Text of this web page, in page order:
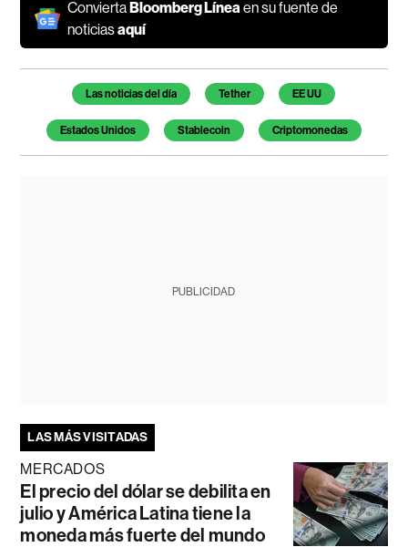
ConviertaBloomberg Línea en su fuente de
noticiasaquí
Temas de este artículo
Las noticias del día Tether EE UU
Estados Unidos Stablecoin Criptomonedas
PUBLICIDAD
LAS MÁS VISITADAS
MERCADOS
El precio del dólar se debilita en
julio y América Latina tiene la
moneda más fuerte del mundo